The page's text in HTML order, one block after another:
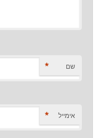
שם *
אימייל *